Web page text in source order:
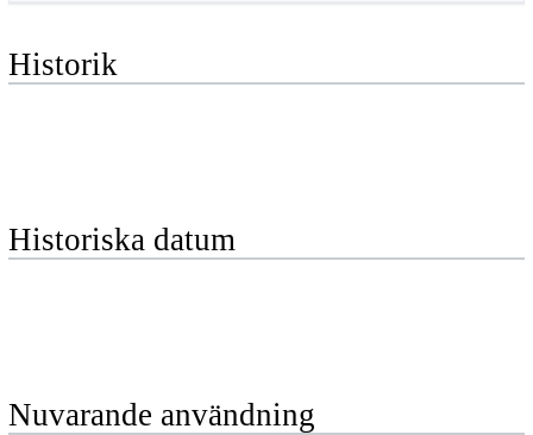
Historik
Historiska datum
Nuvarande användning